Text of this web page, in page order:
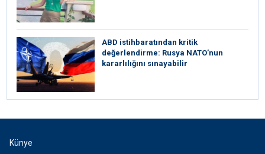
ABD istihbaratından kritik
değerlendirme: Rusya NATO’nun
kararlılığını sınayabilir
Künye